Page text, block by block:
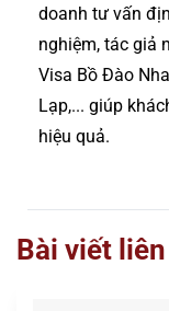
doanh tư vấn
nghiệm, tác giả
Visa Bồ Đào
Lạp,... giúp
hiệu quả.
Bài viết